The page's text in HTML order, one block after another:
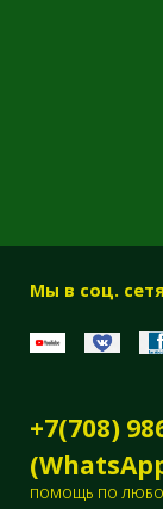
Мы в соц.
+7(708)
ПОМОЩЬ ПО